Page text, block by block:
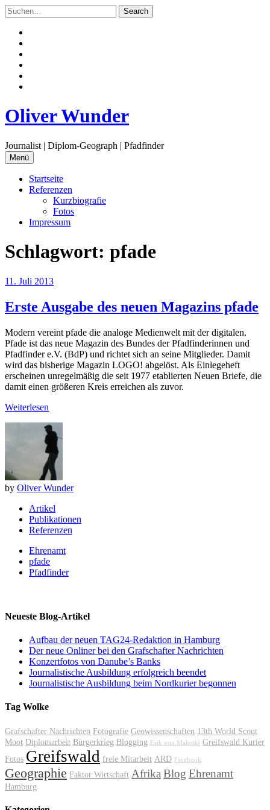
Zum
Inhalt
springen
Oliver Wunder
Journalist | Diplom-Geograph | Pfadfinder
Menü
Startseite
Referenzen
Kurzbiografie
Fotos
Impressum
Schlagwort: pfade
11. Juli 2013
Erste Ausgabe des neuen Magazins pfade
Modern vereint pfade die analoge Medienwelt mit der digitalen.
Pfade ist das neue Magazin des Bundes der Pfadfinderinnen und
Pfadfinder e.V. (BdP) und richtet sich an seine Mitglieder. Damit
wird das bisherige Magazin LOGO! abgelöst. Als Einlegeheft
erscheinen unregelmäßig die seit 1977 etablierten Neuen Briefe, die
damit einen größeren Kreis erreichen als zuvor.
Weiterlesen
by Oliver Wunder
Artikel
Publikationen
Referenzen
Ehrenamt
pfade
Pfadfinder
Neueste Blog-Artikel
Aufbau der neuen TAG24-Redaktion in Hamburg
Der neue Onliner bei den Grafschafter Nachrichten
Konzertfotos von Danube’s Banks
Journalistische Ausbildung erfolgreich beendet
Journalistische Ausbildung beim Nordkurier begonnen
Tag Wolke
Grafschafter Nachrichten Fotografie Geowissenschaften 13th World Scout
Moot Diplomarbeit Bürgerkrieg Blogging Erik von Malottki Greifswald Kurier
Fotos Greifswald freie Mitarbeit ARD Facebook
Geographie Faktor Wirtschaft Afrika Blog Ehrenamt
Hamburg